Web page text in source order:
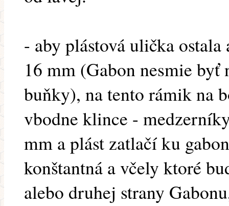
- aby plástová ulička
16 mm (Gabon nesmie byť
buňky), na tento rámik na
vbodne klince -
mm a plást zatlačí ku
konštantná a včely ktoré
alebo druhej strany